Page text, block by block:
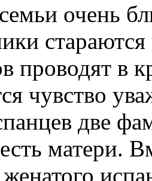
очень
проводят в
чувство
две
матери.
женатого